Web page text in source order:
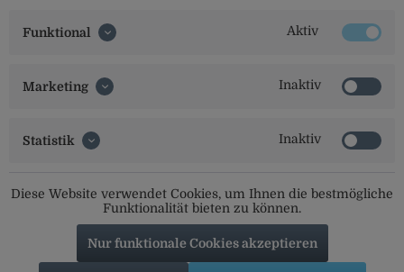
Rosmarin
MEHRWEG zzgl. Pfand: 2,46 € *
Funktional Aktiv
Marketing Inaktiv
Statistik Inaktiv
Diese Website verwendet Cookies, um Ihnen die bestmögliche
Funktionalität bieten zu können.
Nur funktionale Cookies akzeptieren